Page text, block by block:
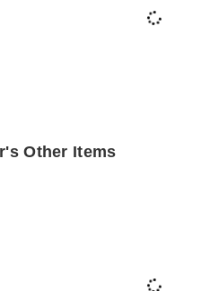
Other Items